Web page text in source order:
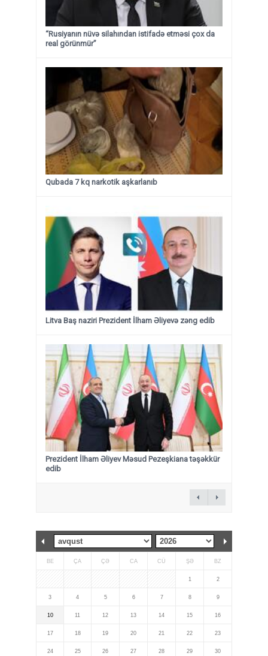
“Rusiyanın nüvə silahından istifadə etməsi çox da
real görünmür”
Qubada 7 kq narkotik aşkarlanıb
Litva Baş naziri Prezident İlham Əliyevə zəng edib
Prezident İlham Əliyev Məsud Pezeşkiana təşəkkür
edib
BE ÇA ÇƏ CA CÜ ŞƏ BZ
1 2
3 4 5 6 7 8 9
10 11 12 13 14 15 16
17 18 19 20 21 22 23
24 25 26 27 28 29 30